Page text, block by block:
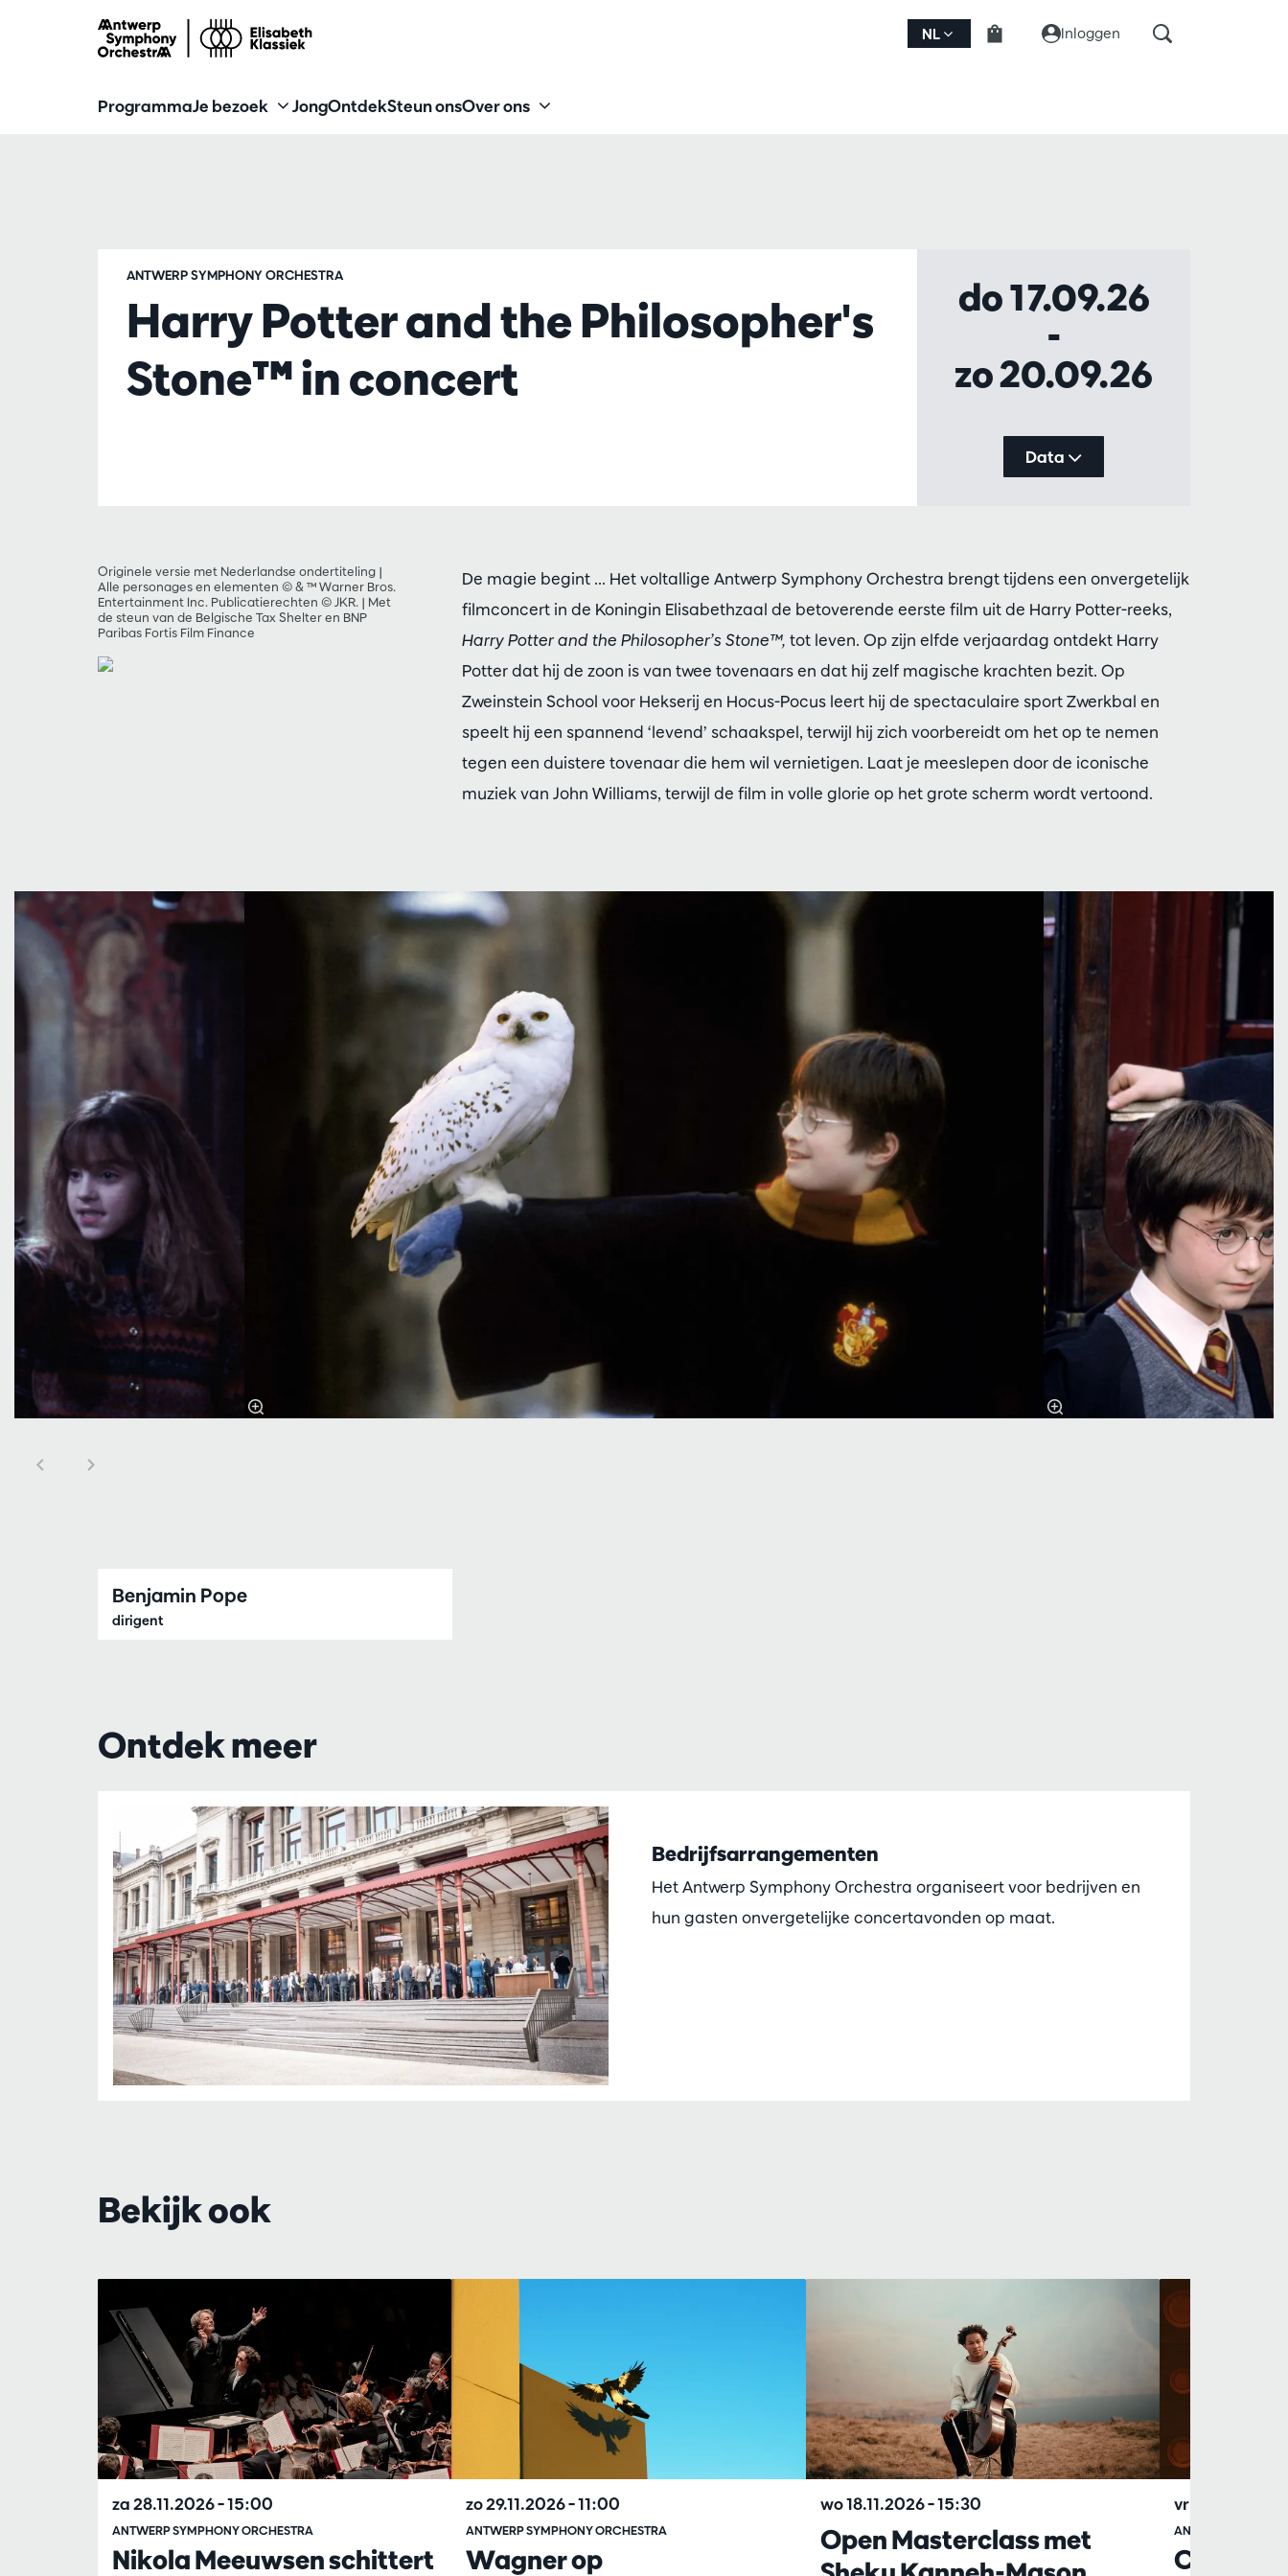
NL Inloggen
ProgrammaJe bezoek JongOntdekSteun onsOver ons
Harry Potter and the Philosopher's
Stone™ in concert
ANTWERP SYMPHONY ORCHESTRA
do 17.09.26
-
zo 20.09.26
Data
De magie begint ... Het voltallige Antwerp Symphony Orchestra brengt tijdens een onvergetelijk
filmconcert in de Koningin Elisabethzaal de betoverende eerste film uit de Harry Potter-reeks,
Harry Potter and the Philosopher’s Stone™, tot leven. Op zijn elfde verjaardag ontdekt Harry
Potter dat hij de zoon is van twee tovenaars en dat hij zelf magische krachten bezit. Op
Zweinstein School voor Hekserij en Hocus-Pocus leert hij de spectaculaire sport Zwerkbal en
speelt hij een spannend ‘levend’ schaakspel, terwijl hij zich voorbereidt om het op te nemen
tegen een duistere tovenaar die hem wil vernietigen. Laat je meeslepen door de iconische
muziek van John Williams, terwijl de film in volle glorie op het grote scherm wordt vertoond.
Originele versie met Nederlandse ondertiteling |
Alle personages en elementen © & ™ Warner Bros.
Entertainment Inc. Publicatierechten © JKR. | Met
de steun van de Belgische Tax Shelter en BNP
Paribas Fortis Film Finance
Overslaan
Benjamin Pope
dirigent
Ontdek meer
Bedrijfsarrangementen
Het Antwerp Symphony Orchestra organiseert voor bedrijven en
hun gasten onvergetelijke concertavonden op maat.
Bekijk ook
Nikola Meeuwsen schittert
ANTWERP SYMPHONY ORCHESTRA
za 28.11.2026– 15:00
Wagner op
ANTWERP SYMPHONY ORCHESTRA
zo 29.11.2026– 11:00
Open Masterclass met
wo 18.11.2026– 15:30
ANTWERP
vr 30.10.2026